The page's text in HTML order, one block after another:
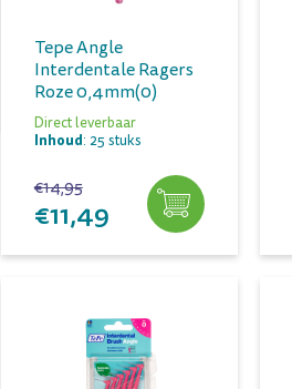
Tepe Angle
Interdentale Ragers
Roze 0,4mm(0)
Direct leverbaar
Inhoud: 25 stuks
€14,95
€11,49